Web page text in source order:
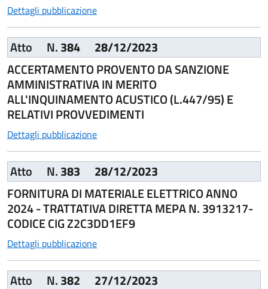
Dettagli pubblicazione
Atto N.384
28/12/2023
ACCERTAMENTO PROVENTO DA SANZIONE
AMMINISTRATIVA IN MERITO
ALL'INQUINAMENTO ACUSTICO (L.447/95) E
RELATIVI PROVVEDIMENTI
Dettagli pubblicazione
Atto N.383
28/12/2023
FORNITURA DI MATERIALE ELETTRICO ANNO
2024 - TRATTATIVA DIRETTA MEPA N. 3913217-
CODICE CIG Z2C3DD1EF9
Dettagli pubblicazione
Atto N.382 27/12/2023